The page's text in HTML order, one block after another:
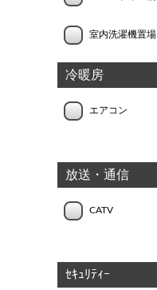
室内洗濯機置場
冷暖房
エアコン
放送・通信
CATV
ｾｷｭﾘﾃｨｰ